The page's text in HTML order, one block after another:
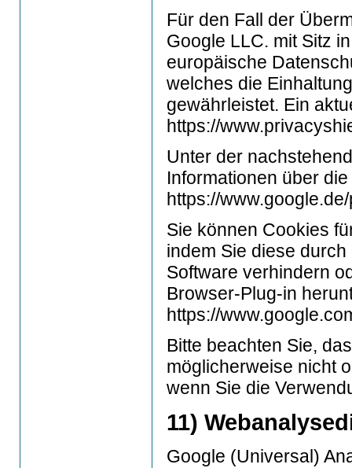
Für den Fall der
Google LLC. mit Sitz
europäische
welches die
gewährleistet. Ein
https://
Unter der
Informationen über
https://
Sie können Cookies
indem Sie diese
Software verhindern
Browser-Plug-in
https://
Bitte beachten Sie,
möglicherweise nicht
wenn Sie die
11)
Google (Universal)